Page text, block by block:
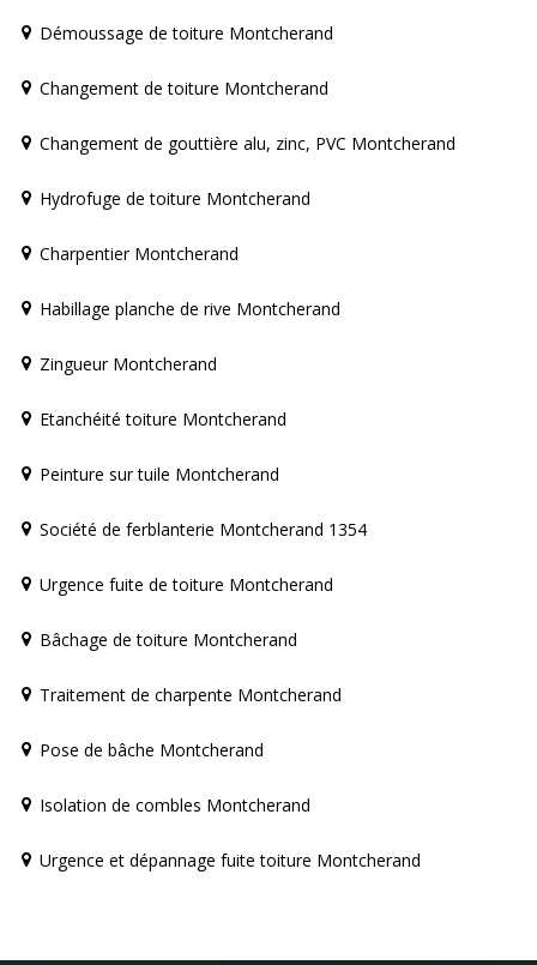
Démoussage de toiture Montcherand
Changement de toiture Montcherand
Changement de gouttière alu, zinc, PVC Montcherand
Hydrofuge de toiture Montcherand
Charpentier Montcherand
Habillage planche de rive Montcherand
Zingueur Montcherand
Etanchéité toiture Montcherand
Peinture sur tuile Montcherand
Société de ferblanterie Montcherand 1354
Urgence fuite de toiture Montcherand
Bâchage de toiture Montcherand
Traitement de charpente Montcherand
Pose de bâche Montcherand
Isolation de combles Montcherand
Urgence et dépannage fuite toiture Montcherand